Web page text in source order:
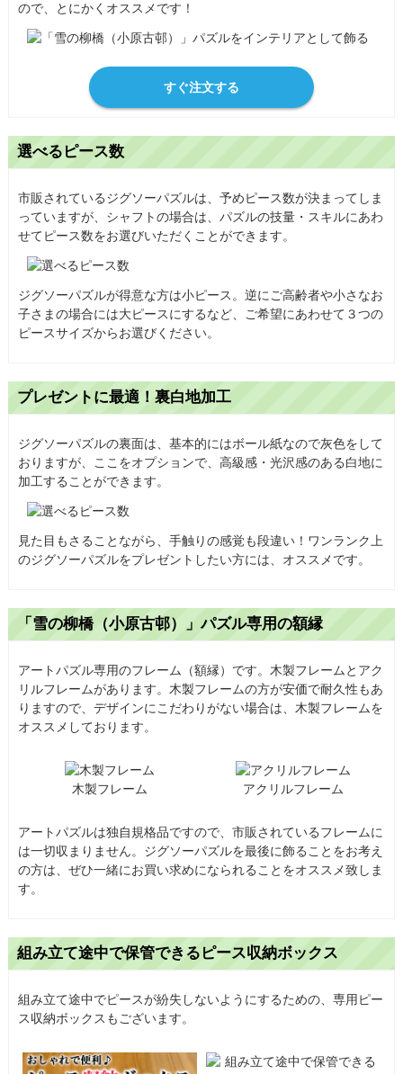
ので、とにかくオススメです！
すぐ注文する
選べるピース数
市販されているジグソーパズルは、予めピース数が決まってしま
っていますが、シャフトの場合は、パズルの技量・スキルにあわ
せてピース数をお選びいただくことができます。
ジグソーパズルが得意な方は小ピース。逆にご高齢者や小さなお
子さまの場合には大ピースにするなど、ご希望にあわせて３つの
ピースサイズからお選びください。
プレゼントに最適！裏白地加工
ジグソーパズルの裏面は、基本的にはボール紙なので灰色をして
おりますが、ここをオプションで、高級感・光沢感のある白地に
加工することができます。
見た目もさることながら、手触りの感覚も段違い！ワンランク上
のジグソーパズルをプレゼントしたい方には、オススメです。
「雪の柳橋（小原古邨）」パズル専用の額縁
アートパズル専用のフレーム（額縁）です。木製フレームとアク
リルフレームがあります。木製フレームの方が安価で耐久性もあ
りますので、デザインにこだわりがない場合は、木製フレームを
オススメしております。
木製フレーム アクリルフレーム
アートパズルは独自規格品ですので、市販されているフレームに
は一切収まりません。ジグソーパズルを最後に飾ることをお考え
の方は、ぜひ一緒にお買い求めになられることをオススメ致しま
す。
組み立て途中で保管できるピース収納ボックス
組み立て途中でピースが紛失しないようにするための、専用ピー
ス収納ボックスもございます。